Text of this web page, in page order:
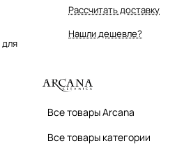
для
Рассчитать доставку
Нашли дешевле?
Все товары Arcana
Все товары категории